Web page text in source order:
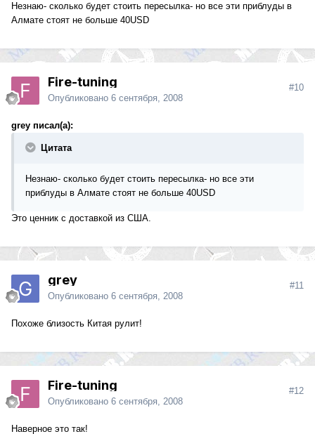
Незнаю- сколько будет стоить пересылка- но все эти приблуды в
Алмате стоят не больше 40USD
Fire-tuning
Опубликовано 6 сентября, 2008
#10
grey писал(а):
Цитата
Незнаю- сколько будет стоить пересылка- но все эти
приблуды в Алмате стоят не больше 40USD
Это ценник с доставкой из США.
grey
Опубликовано 6 сентября, 2008
#11
Похоже близость Китая рулит!
Fire-tuning
Опубликовано 6 сентября, 2008
#12
Наверное это так!